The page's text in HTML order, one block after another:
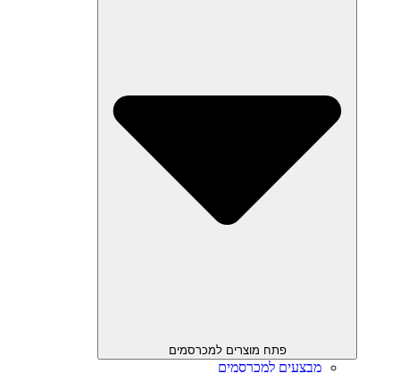
פתח מוצרים למכרסמים
מבצעים למכרסמים